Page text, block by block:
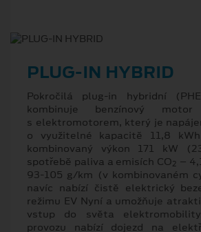
PLUG-IN HYBRID
Pokročilá plug-in hybridní
kombinuje benzínový
s elektromotorem, který je
o využitelné kapacitě 11,8
kombinovaný výkon 171 kW
spotřebě paliva a emisích CO2 –
93-105 g/km (v kombinovaném
navíc nabízí čistě elektrický
režimu EV Nyní a umožňuje
vstup do světa
provozu nabízí dojezd na